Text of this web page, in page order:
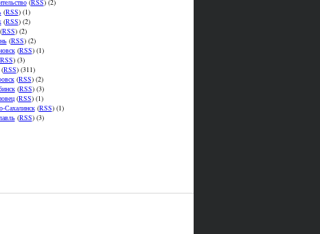
(RSS) (1)
(RSS) (2)
RSS) (2)
(RSS) (2)
(RSS) (1)
RSS) (3)
RSS) (311)
(RSS) (2)
(RSS) (3)
(RSS) (1)
(RSS) (1)
(RSS) (3)